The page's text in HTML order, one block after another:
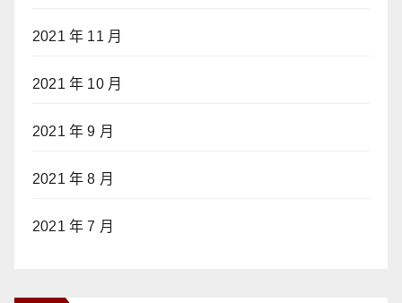
2021 年 11 月
2021 年 10 月
2021 年 9 月
2021 年 8 月
2021 年 7 月